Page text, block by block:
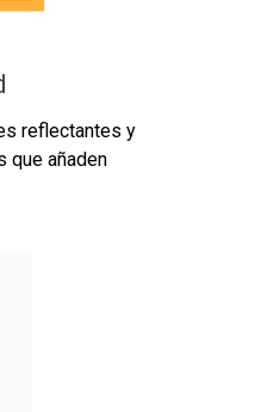
reflectantes y
que añaden